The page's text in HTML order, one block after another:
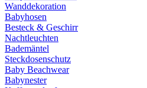
Wanddekoration
Babyhosen
Besteck & Geschirr
Nachtleuchten
Bademäntel
Steckdosenschutz
Baby Beachwear
Babynester